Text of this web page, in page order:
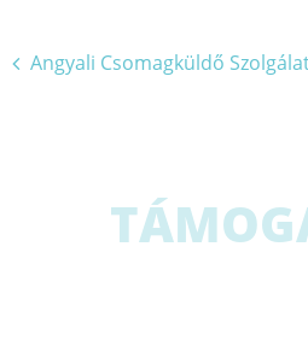
Bejegyzés
Angyali Csomagküldő